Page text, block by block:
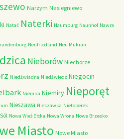
Narzym Nasiegniewo
Natać Naterki Naumburg Naunhof Nawra
Neufriedland Neu Mukran
Nieborów Niechorze
Niedźwiadna Niedźwiedź Niegocin
Niemica Niemiry Nieporęt
Nieszawa Nieszawka Nietoperek
Nowa Wieś Ełcka Nowa Wrona Nowe Brzesko
Miasto Nowe Miasto